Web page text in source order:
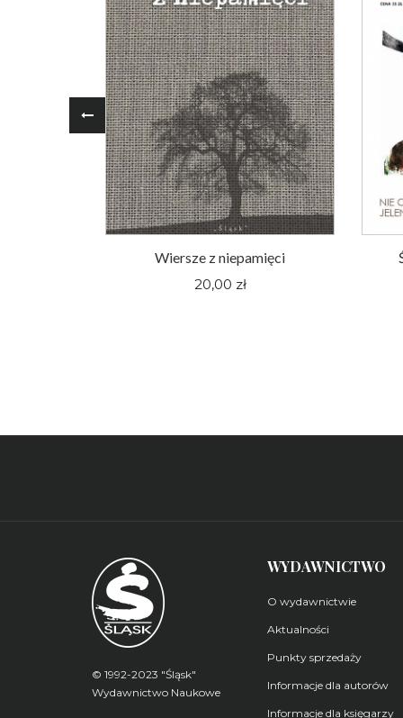
Wiersze z niepamięci
20,00 zł
© 1992-2023 "Śląsk"
Wydawnictwo Naukowe
WYDAWNICTWO
O wydawnictwie
Aktualności
Punkty sprzedaży
Informacje dla autorów
Informacje dla księgarzy